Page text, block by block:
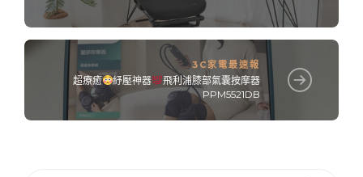
3C家電最速報
超療癒 紓壓神器
飛利浦膝部氣囊按摩器
PPM5521DB